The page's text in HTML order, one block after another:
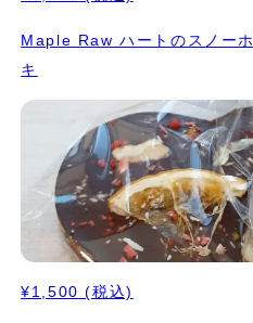
Maple Raw ハートのスノー
キ
¥1,500 (税込)